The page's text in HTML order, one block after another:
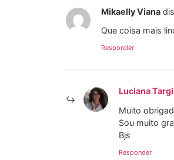
Mikaelly Viana
Que coisa mais
Responder
Luciana
Muito
Sou muito
Bjs
Responder